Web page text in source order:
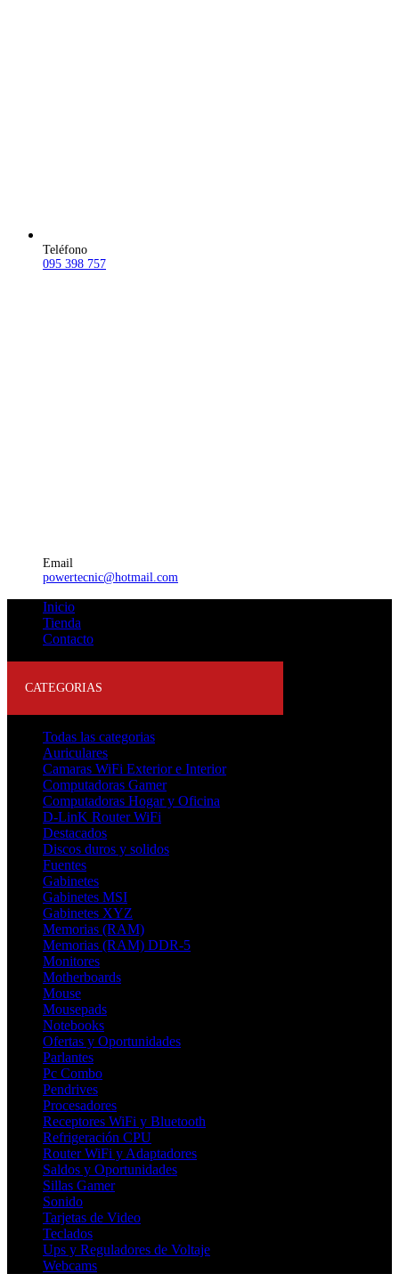
Teléfono
095 398 757
Email
powertecnic@hotmail.com
Inicio
Tienda
Contacto
CATEGORIAS
Todas las categorias
Auriculares
Camaras WiFi Exterior e Interior
Computadoras Gamer
Computadoras Hogar y Oficina
D-LinK Router WiFi
Destacados
Discos duros y solidos
Fuentes
Gabinetes
Gabinetes MSI
Gabinetes XYZ
Memorias (RAM)
Memorias (RAM) DDR-5
Monitores
Motherboards
Mouse
Mousepads
Notebooks
Ofertas y Oportunidades
Parlantes
Pc Combo
Pendrives
Procesadores
Receptores WiFi y Bluetooth
Refrigeración CPU
Router WiFi y Adaptadores
Saldos y Oportunidades
Sillas Gamer
Sonido
Tarjetas de Video
Teclados
Ups y Reguladores de Voltaje
Webcams